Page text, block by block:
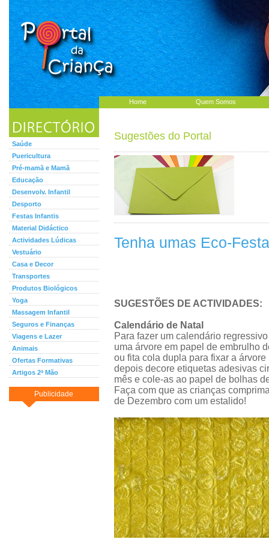
Home Quem Somos
Saúde
Puericultura
Pré-mamã e Mamã
Educação
Desenvolv. Infantil
Desporto
Festas Infantis
Material Didáctico
Actividades Lúdicas
Vestuário
Casa e Decor
Transportes
Produtos Biológicos
Yoga
Massagem Infantil
Seguros e Finanças
Viagens e Lazer
Animais
Ofertas Formativas
Artigos 2ª Mão
Publicidade
Sugestões do Portal
Tenha umas Eco-
SUGESTÕES DE ACTIVIDADES:
Calendário de Natal
Para fazer um calendário
uma árvore em papel de embrulho
ou fita cola dupla para fixar a
depois decore etiquetas adesivas
mês e cole-as ao papel de bolhas
Faça com que as crianças
de Dezembro com um estalido!